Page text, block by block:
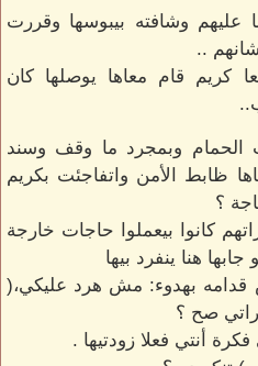
عليهم وشافته بيبوسها وقررت
..
كريم قام معاها يوصلها كان
الحمام وبمجرد ما وقف وسند
ظابط الأمن واتفاجئت بكريم
؟
كانوا بيعملوا حاجات خارجة
هنا ينفرد بيها
قدامه بهدوء: مش هرد عليكي،(
صح ؟
أنتي فعلا زودتيها .